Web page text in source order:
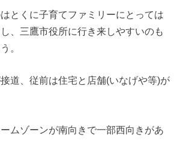
とくに子育てファミリーにとっては
、三鷹市役所に行き来しやすいのも
。
道、従前は住宅と店舗(いなげや等)が
ムゾーンが南向きで一部西向きがあ